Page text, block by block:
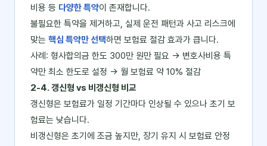
비용 등 다양한 특약이 존재합니다.
불필요한 특약을 제거하고, 실제 운전 패턴과 사고 리스크에
맞는 핵심 특약만 선택하면 보험료 절감 효과가 큽니다.
사례: 형사합의금 한도 300만 원만 필요 → 변호사비용 특
약만 최소 한도로 설정 → 월 보험료 약 10% 절감
2‑4. 갱신형 vs 비갱신형 비교
갱신형은 보험료가 일정 기간마다 인상될 수 있으나 초기 보
험료는 낮습니다.
비갱신형은 초기에 조금 높지만, 장기 유지 시 보험료 안정